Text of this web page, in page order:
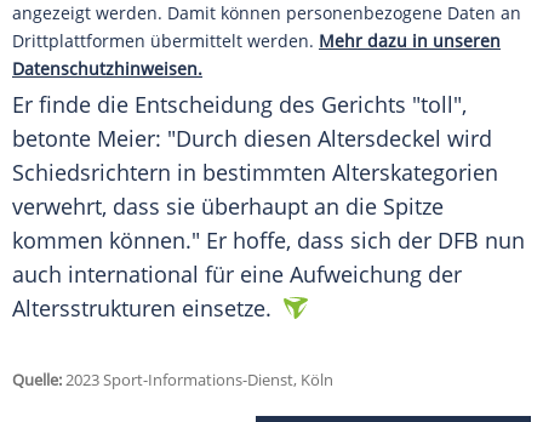
angezeigt werden. Damit können personenbezogene Daten an
Drittplattformen übermittelt werden. Mehr dazu in unseren
Datenschutzhinweisen.
Er finde die Entscheidung des Gerichts "toll",
betonte Meier: "Durch diesen Altersdeckel wird
Schiedsrichtern in bestimmten Alterskategorien
verwehrt, dass sie überhaupt an die Spitze
kommen können." Er hoffe, dass sich der DFB nun
auch international für eine Aufweichung der
Altersstrukturen einsetze.
Quelle:2023 Sport-Informations-Dienst, Köln